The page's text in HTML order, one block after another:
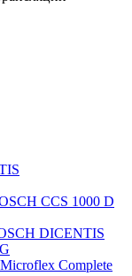
CCS 1000 D
DICENTIS
Complete